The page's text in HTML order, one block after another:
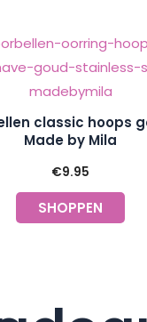
classic hoops
Made by Mila
€9.95
SHOPPEN